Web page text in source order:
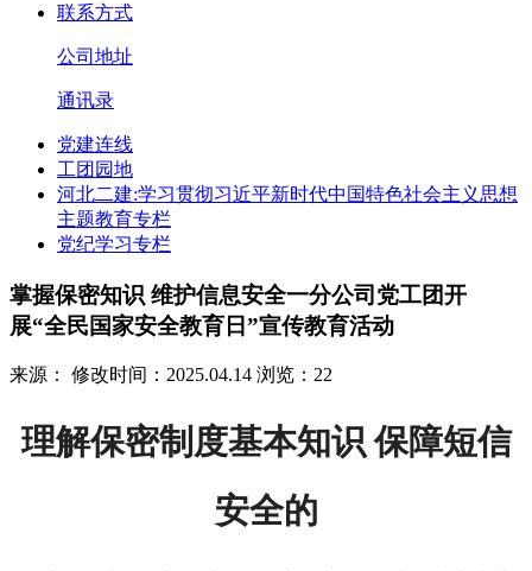
联系方式
公司地址
通讯录
党建连线
工团园地
河北二建:学习贯彻习近平新时代中国特色社会主义思想
主题教育专栏
党纪学习专栏
掌握保密知识 维护信息安全一分公司党工团开
展“全民国家安全教育日”宣传教育活动
来源： 修改时间：2025.04.14 浏览：22
理解保密制度基本知识 保障短信
安全的